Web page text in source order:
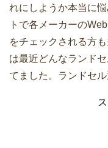
れにしようか本当に
トで各メーカーの
をチェックされる方
は最近どんなランド
てました。ランドセ